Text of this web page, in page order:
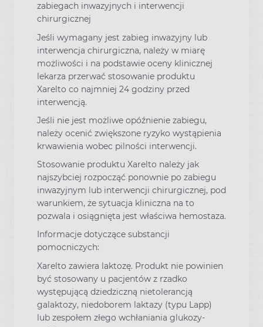
zabiegach inwazyjnych i interwencji
chirurgicznej
Jeśli wymagany jest zabieg inwazyjny lub
interwencja chirurgiczna, należy w miarę
możliwości i na podstawie oceny klinicznej
lekarza przerwać stosowanie produktu
Xarelto co najmniej 24 godziny przed
interwencją.
Jeśli nie jest możliwe opóźnienie zabiegu,
należy ocenić zwiększone ryzyko wystąpienia
krwawienia wobec pilności interwencji.
Stosowanie produktu Xarelto należy jak
najszybciej rozpocząć ponownie po zabiegu
inwazyjnym lub interwencji chirurgicznej, pod
warunkiem, że sytuacja kliniczna na to
pozwala i osiągnięta jest właściwa hemostaza.
Informacje dotyczące substancji
pomocniczych:
Xarelto zawiera laktozę. Produkt nie powinien
być stosowany u pacjentów z rzadko
występującą dziedziczną nietolerancją
galaktozy, niedoborem laktazy (typu Lapp)
lub zespołem złego wchłaniania glukozy-